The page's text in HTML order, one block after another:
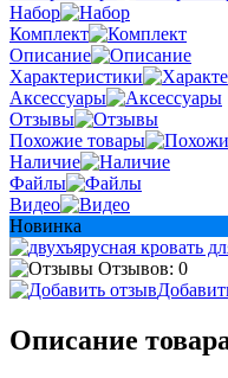
Набор
Комплект
Описание
Характеристики
Аксессуары
Отзывы
Похожие товары
Наличие
Файлы
Видео
Новинка
Отзывов: 0
Описание